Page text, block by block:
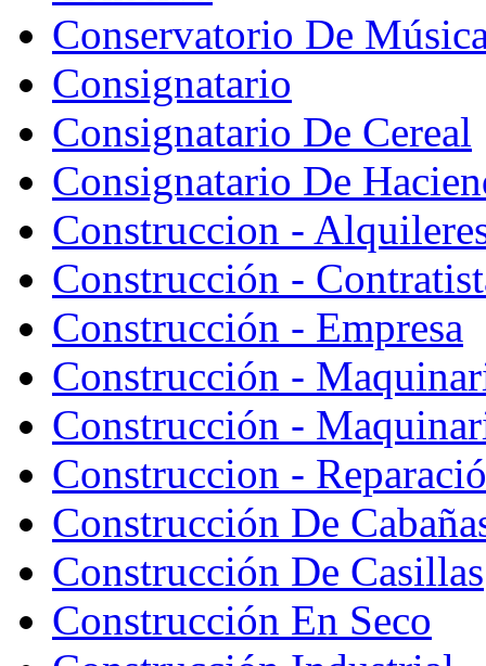
Conservatorio De
Consignatario
Consignatario De Cereal
Consignatario De
Construccion -
Construcción -
Construcción - Empresa
Construcción -
Construcción -
Construccion -
Construcción De
Construcción De Casillas
Construcción En Seco